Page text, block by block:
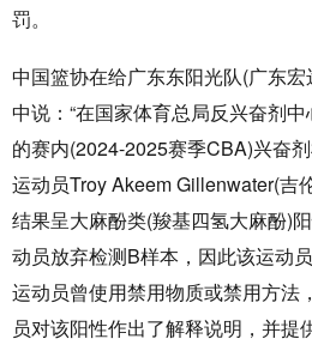
罚。
中国篮协在给广东东阳光队(广东
中说：“在国家体育总局反兴奋剂
的赛内(2024-2025赛季CBA)兴奋
运动员Troy Akeem Gillenwater(吉
结果呈大麻酚类(羧基四氢大麻酚)
动员放弃检测B样本，因此该运动
运动员曾使用禁用物质或禁用方法
员对该阳性作出了解释说明，并提